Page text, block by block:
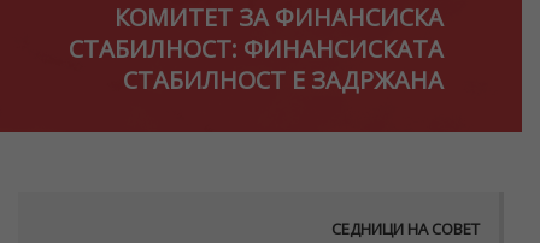
КОМИТЕТ ЗА ФИНАНСИСКА
СТАБИЛНОСТ: ФИНАНСИСКАТА
СТАБИЛНОСТ Е ЗАДРЖАНА
СЕДНИЦИ НА СОВЕТ